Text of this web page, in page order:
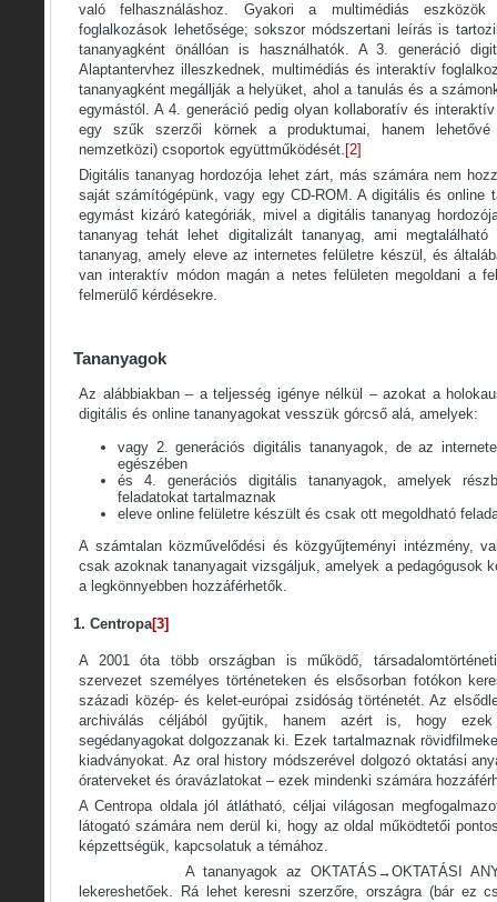
való felhasználáshoz. Gyakori a multimédiás
foglalkozások lehetősége; sokszor módszertani leírás is
tananyagként önállóan is használhatók. A 3. generáció
Alaptantervhez illeszkednek, multimédiás és interaktív
tananyagként megállják a helyüket, ahol a tanulás és a
egymástól. A 4. generáció pedig olyan kollaboratív és
egy szűk szerzői körnek a produktumai, hanem
nemzetközi) csoportok együttműködését. [2]
Digitális tananyag hordozója lehet zárt, más számára nem
saját számítógépünk, vagy egy CD-ROM. A digitális és online
egymást kizáró kategóriák, mivel a digitális tananyag
tananyag tehát lehet digitalizált tananyag, ami
tananyag, amely eleve az internetes felületre készül, és
van interaktív módon magán a netes felületen megoldani a
felmerülő kérdésekre.
Tananyagok
Az alábbiakban – a teljesség igénye nélkül – azokat a
digitális és online tananyagokat vesszük górcső alá, amelyek:
vagy 2. generációs digitális tananyagok, de az
egészében
és 4. generációs digitális tananyagok, amelyek
feladatokat tartalmaznak
eleve online felületre készült és csak ott megoldható
A számtalan közművelődési és közgyűjteményi intézmény,
csak azoknak tananyagait vizsgáljuk, amelyek a pedagógusok
a legkönnyebben hozzáférhetők.
1. Centropa[3]
A 2001 óta több országban is működő,
szervezet személyes történeteken és elsősorban fotókon
századi közép- és kelet-európai zsidóság történetét. Az
archiválás céljából gyűjtik, hanem azért is, hogy ezek
segédanyagokat dolgozzanak ki. Ezek tartalmaznak
kiadványokat. Az oral history módszerével dolgozó oktatási
óraterveket és óravázlatokat – ezek mindenki számára
A Centropa oldala jól átlátható, céljai világosan
látogató számára nem derül ki, hogy az oldal működtetői
képzettségük, kapcsolatuk a témához.
A tananyagok az OKTATÁS→OKTATÁSI
lekereshetőek. Rá lehet keresni szerzőre, országra (bár ez